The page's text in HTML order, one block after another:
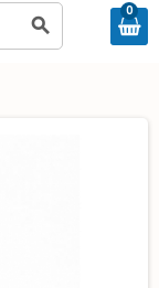
search
0